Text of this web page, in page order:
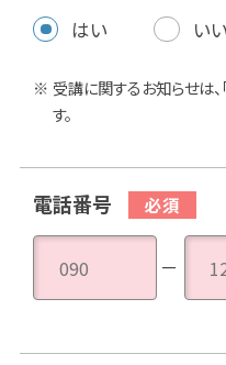
はい い
受講に関するお知らせは
す。
電話番号
－